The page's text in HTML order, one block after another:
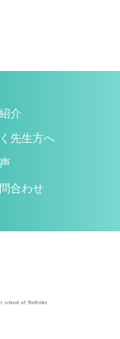
介
先生方へ
合わせ